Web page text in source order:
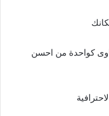
كواحدة من احسن